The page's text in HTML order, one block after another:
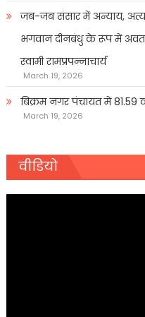
जब-जब संसार में अन्याय,
भगवान दीनबंधु के रूप में
स्वामी रामप्रपन्नाचार्य
March 19, 2026
बिक्रम नगर पंचायत में 81.59
March 19, 2026
वीडियो